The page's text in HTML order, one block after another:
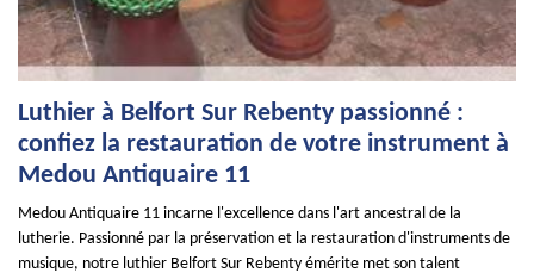
Luthier à Belfort Sur Rebenty passionné :
confiez la restauration de votre instrument à
Medou Antiquaire 11
Medou Antiquaire 11 incarne l'excellence dans l'art ancestral de la
lutherie. Passionné par la préservation et la restauration d'instruments de
musique, notre luthier Belfort Sur Rebenty émérite met son talent